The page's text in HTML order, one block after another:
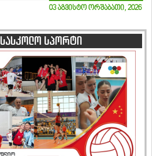
03 აგვისტო ორშაბათი, 2026
სასკოლო სპორტი